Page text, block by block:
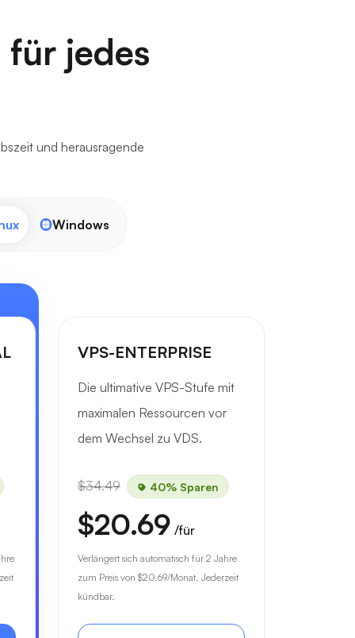
jedes
und herausragende
Windows
VPS-ENTERPRISE
Die ultimative VPS-Stufe mit
maximalen Ressourcen vor
dem Wechsel zu VDS.
$34.49 40% Sparen
$20.69 /für
Verlängert sich automatisch für 2 Jahre
zum Preis von $20.69/Monat. Jederzeit
kündbar.